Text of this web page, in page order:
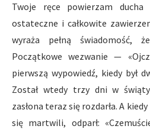
Twoje ręce powierzam
ostateczne i całkowite
wyraża pełną świadomość,
Początkowe wezwanie —
pierwszą wypowiedź, kiedy był
Został wtedy trzy dni w
zasłona teraz się rozdarła. A
się martwili, odparł: